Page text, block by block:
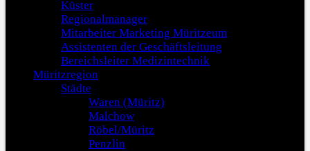
Küster
Regionalmanager
Mitarbeiter Marketing Müritzeum
Assistenten der Geschäftsleitung
Bereichsleiter Medizintechnik
Müritzregion
Städte
Waren (Müritz)
Malchow
Röbel/Müritz
Penzlin